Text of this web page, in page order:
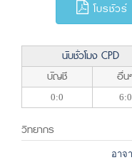
โบรชัวร์
นับชั่วโมง CPD
บัญชี
อื่น
0:0 6:0
วิทยากร
อาจ